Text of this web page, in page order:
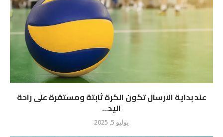
عند بداية الارسال تكون الكرة ثابتة ومستقرة على راحة
اليد...
يوليو 5, 2025